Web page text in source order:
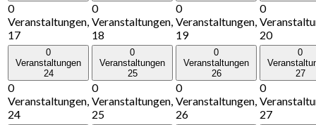
0
Veranstaltungen,
17
0
Veranstaltungen,
18
0
Veranstaltungen,
19
0
20
0
Veranstaltungen
24
0
Veranstaltungen,
24
0
Veranstaltungen
25
0
Veranstaltungen,
25
0
Veranstaltungen
26
0
Veranstaltungen,
26
0
27
0
27